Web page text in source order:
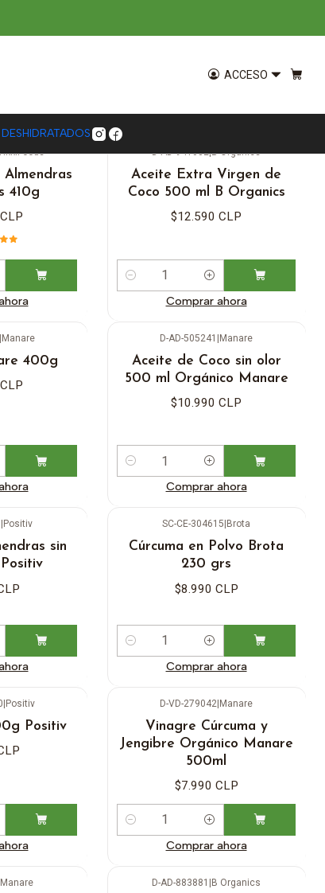
ACCESO
410g
D-AD-941082|B Organics
Aceite Extra Virgen de
Coco 500 ml B Organics
$12.590 CLP
Cantidad
Comprar ahora
|Manare
400g
D-AD-505241 |Manare
Aceite de Coco sin olor
500 ml Orgánico Manare
$10.990 CLP
Cantidad
Comprar ahora
Positiv
sin
SC-CE-304615 Brota
Cúrcuma en Polvo Brota
230 grs
$8.990 CLP
Cantidad
Comprar ahora
|Positiv
Positiv
D-VD-279042|Manare
Vinagre Cúrcuma y
Jengibre Orgánico Manare
500ml
$7.990 CLP
Cantidad
Comprar ahora
Manare D-AD-883881 |B Organics